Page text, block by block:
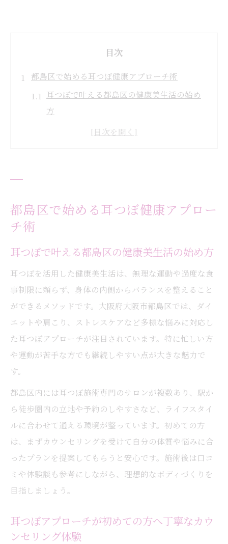
目次
都島区で始める耳つぼ健康アプローチ術
耳つぼで叶える都島区の健康美生活の始め
方
耳つぼアプローチが初めての方へ丁寧なカ
とは
解説
身体の内側へ導く耳つぼの新習慣
耳つぼがもたらす身体バランス改善の仕組
みとは
毎日に取り入れやすい耳つぼ新習慣の作り
方
耳つぼジュエリーで内側から美しくなる理
耳つぼアプローチで心身の調和をサポート
耳つぼ習慣が都島区女性に人気のワケ
ダイエットなら耳つぼで無理なく続く理由
耳つぼダイエットが無理なく続くポイント
食欲コントロールも叶える耳つぼアプロー
チ法
耳つぼジュエリーが習慣化しやすい理由を
解説
都島区で人気の耳つぼダイエット体験談
都島区で始める耳つぼ健康アプロー
チ術
耳つぼで叶える都島区の健康美生活の始め方
耳つぼを活用した健康美生活は、無理な運動や過度な食
事制限に頼らず、身体の内側からバランスを整えること
ができるメソッドです。大阪府大阪市都島区では、ダイ
エットや肩こり、ストレスケアなど多様な悩みに対応し
た耳つぼアプローチが注目されています。特に忙しい方
や運動が苦手な方でも継続しやすい点が大きな魅力で
す。
都島区内には耳つぼ施術専門のサロンが複数あり、駅か
ら徒歩圏内の立地や予約のしやすさなど、ライフスタイ
ルに合わせて通える環境が整っています。初めての方
は、まずカウンセリングを受けて自分の体質や悩みに合
ったプランを提案してもらうと安心です。施術後は口コ
ミや体験談も参考にしながら、理想的なボディづくりを
目指しましょう。
耳つぼアプローチが初めての方へ丁寧なカウ
ンセリング体験